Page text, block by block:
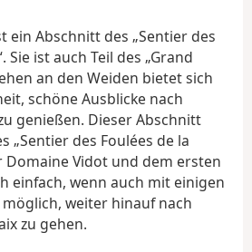
ein Abschnitt des „Sentier des
Sie ist auch Teil des „Grand
an den Weiden bietet sich
schöne Ausblicke nach
genießen. Dieser Abschnitt
„Sentier des Foulées de la
Domaine Vidot und dem ersten
einfach, wenn auch mit einigen
weiter hinauf nach
zu gehen.